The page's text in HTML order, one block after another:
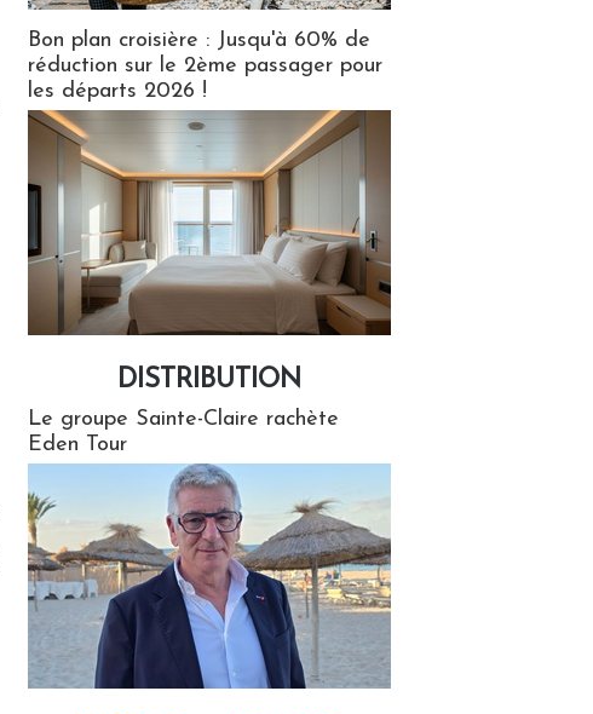
Bon plan croisière : Jusqu'à 60% de
réduction sur le 2ème passager pour
les départs 2026 !
DISTRIBUTION
Le groupe Sainte-Claire rachète
Eden Tour